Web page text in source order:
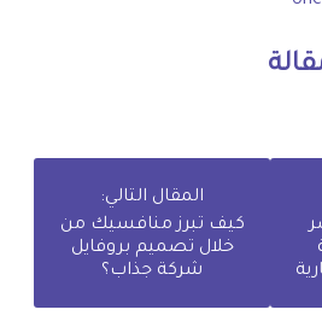
المقال التالي:
كيف تبرز منافسيك من
خلال تصميم بروفايل
شركة جذاب؟